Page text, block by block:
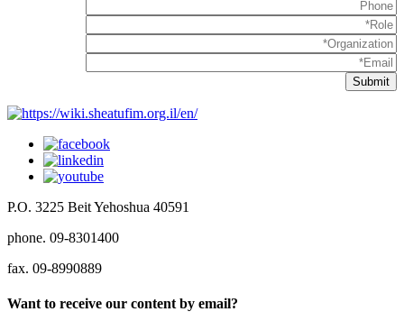
P.O. 3225 Beit Yehoshua 40591
phone. 09-8301400
fax. 09-8990889
Want to receive our content by email?